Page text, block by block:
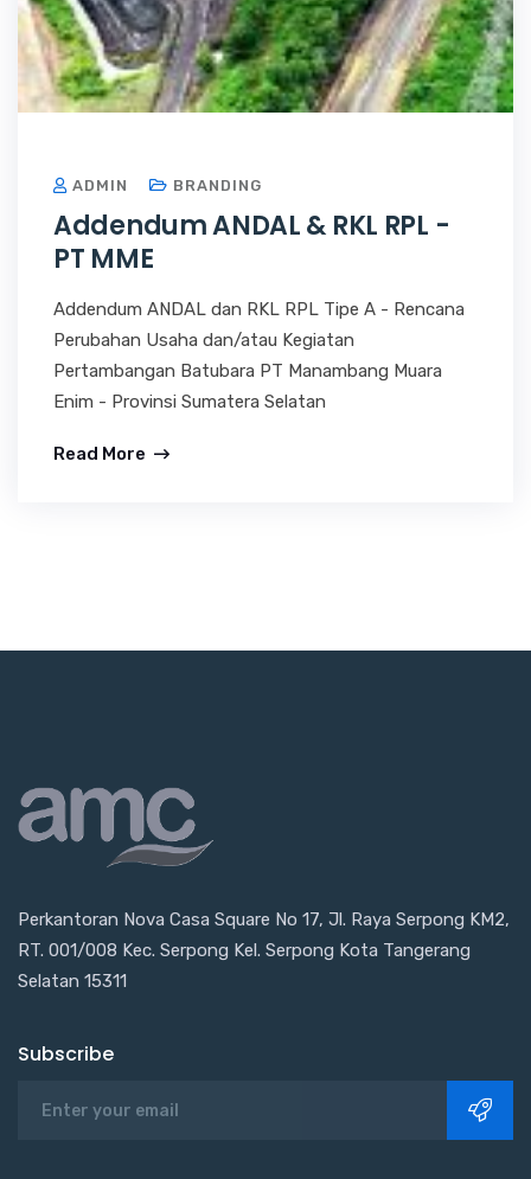
ADMIN BRANDING
Addendum ANDAL & RKL RPL -
PT MME
Addendum ANDAL dan RKL RPL Tipe A - Rencana
Perubahan Usaha dan/atau Kegiatan
Pertambangan Batubara PT Manambang Muara
Enim - Provinsi Sumatera Selatan
Read More
Perkantoran Nova Casa Square No 17, Jl. Raya Serpong KM2,
RT. 001/008 Kec. Serpong Kel. Serpong Kota Tangerang
Selatan 15311
Subscribe